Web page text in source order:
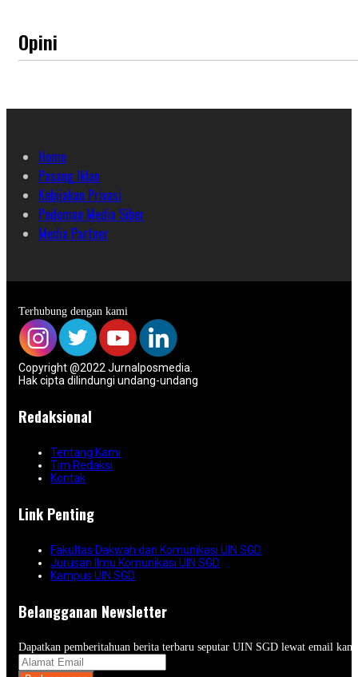
Opini
Home
Pasang Iklan
Kebijakan Privasi
Pedoman Media Siber
Media Partner
Terhubung dengan kami
Copyright @2022 Jurnalposmedia.
Hak cipta dilindungi undang-undang
Redaksional
Tentang Kami
Tim Redaksi
Kontak
Link Penting
Fakultas Dakwah dan Komunikasi UIN SGD
Jurusan Ilmu Komunikasi UIN SGD
Kampus UIN SGD
Belangganan Newsletter
Dapatkan pemberitahuan berita terbaru seputar UIN SGD lewat email